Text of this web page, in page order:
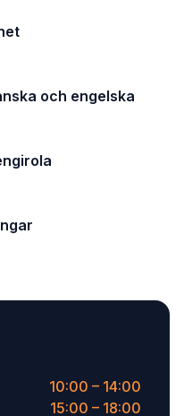
och engelska
10:00 – 14:00
15:00 – 18:00